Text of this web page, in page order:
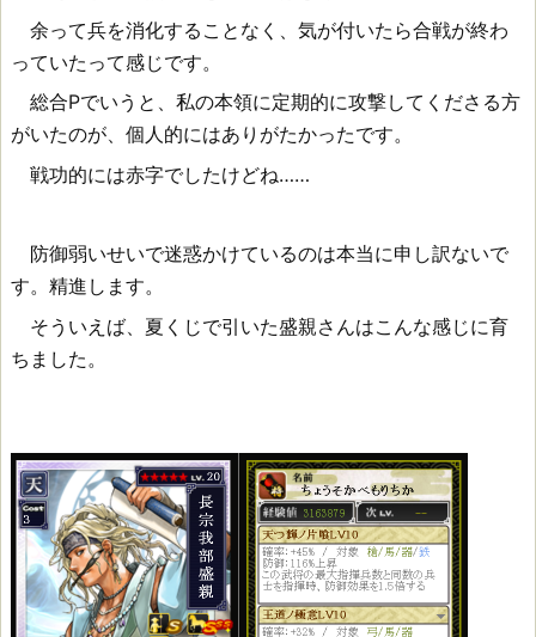
余って兵を消化することなく、気が付いたら合戦が終わ
っていたって感じです。
総合Pでいうと、私の本領に定期的に攻撃してくださる方
がいたのが、個人的にはありがたかったです。
戦功的には赤字でしたけどね……
防御弱いせいで迷惑かけているのは本当に申し訳ないで
す。精進します。
そういえば、夏くじで引いた盛親さんはこんな感じに育
ちました。